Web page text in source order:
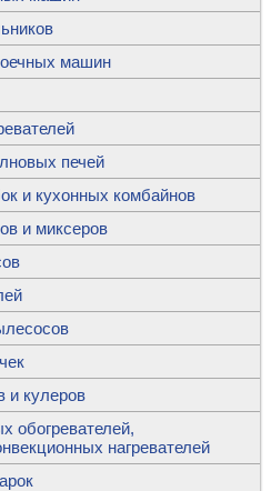
машин
печей
и кухонных комбайнов
и миксеров
и кулеров
обогревателей,
нагревателей